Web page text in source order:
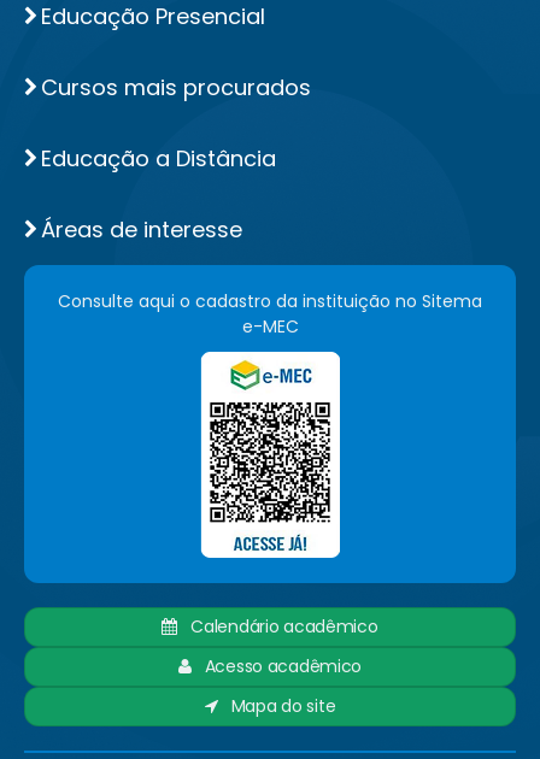
Educação Presencial
Cursos mais procurados
Educação a Distância
Áreas de interesse
Consulte aqui o cadastro da instituição no Sitema
e-MEC
Calendário acadêmico
Acesso acadêmico
Mapa do site